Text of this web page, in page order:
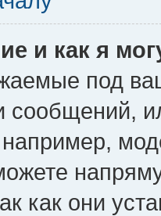
и как я
под
сообщений,
как они